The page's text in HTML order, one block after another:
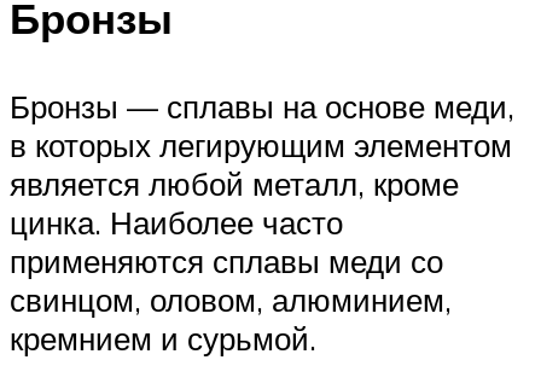
Бронзы
Бронзы — сплавы на основе меди,
в которых легирующим элементом
является любой металл, кроме
цинка. Наиболее часто
применяются сплавы меди со
свинцом, оловом, алюминием,
кремнием и сурьмой.